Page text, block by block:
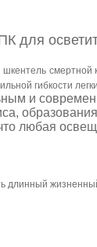
шкентель смертной
гибкости
и
любая
длинный